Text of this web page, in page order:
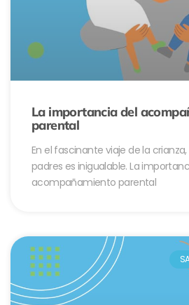
La importancia del
parental
En el fascinante viaje de la
padres es inigualable. La
acompañamiento parental